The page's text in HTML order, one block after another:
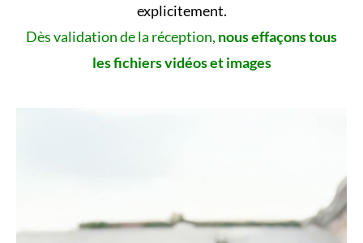
explicitement.
Dès validation de la réception, nous effaçons tous
les fichiers vidéos et images